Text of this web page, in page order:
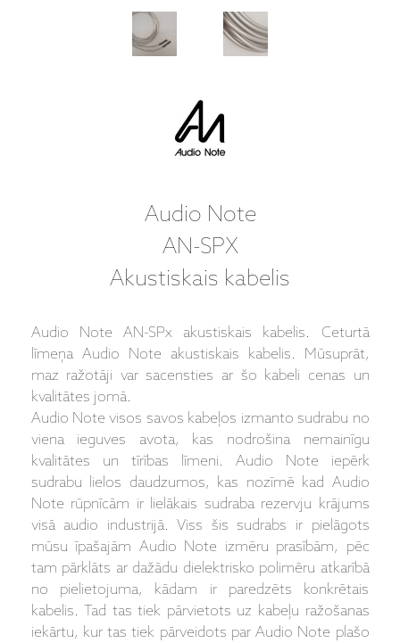
Audio Note
AN-SPX
Akustiskais kabelis
Audio Note AN-SPx akustiskais kabelis. Ceturtā
līmeņa Audio Note akustiskais kabelis. Mūsuprāt,
maz ražotāji var sacensties ar šo kabeli cenas un
kvalitātes jomā.
Audio Note visos savos kabeļos izmanto sudrabu no
viena ieguves avota, kas nodrošina nemainīgu
kvalitātes un tīrības līmeni. Audio Note iepērk
sudrabu lielos daudzumos, kas nozīmē kad Audio
Note rūpnīcām ir lielākais sudraba rezervju krājums
visā audio industrijā. Viss šis sudrabs ir pielāgots
mūsu īpašajām Audio Note izmēru prasībām, pēc
tam pārklāts ar dažādu dielektrisko polimēru atkarībā
no pielietojuma, kādam ir paredzēts konkrētais
kabelis. Tad tas tiek pārvietots uz kabeļu ražošanas
iekārtu, kur tas tiek pārveidots par Audio Note plašo